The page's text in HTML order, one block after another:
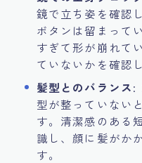
鏡で立ち姿を確認
ボタンは留まって
すぎて形が崩れて
ていないかを確認
髪型とのバランス:
型が整っていない
す。清潔感のある
識し、顔に髪がか
す。